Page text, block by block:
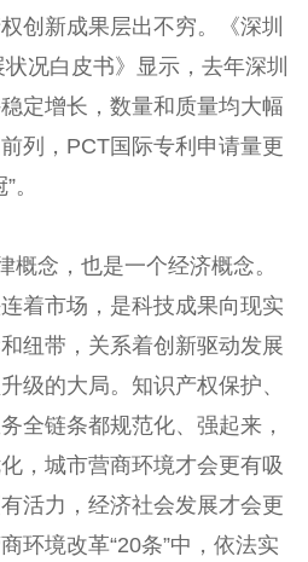
创新成果层出不穷。《深圳
况白皮书》显示，去年深圳
定增长，数量和质量均大幅
列，PCT国际专利申请量更
。
念，也是一个经济概念。
着市场，是科技成果向现实
纽带，关系着创新驱动发展
级的大局。知识产权保护、
全链条都规范化、强起来，
，城市营商环境才会更有吸
活力，经济社会发展才会更
环境改革“20条”中，依法实